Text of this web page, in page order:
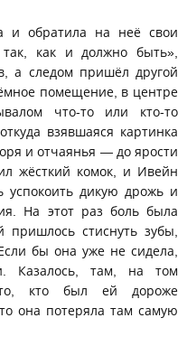
и обратила на неё свои
как и должно быть»,
а следом пришёл другой
помещение, в центре
что-то или кто-то
взявшаяся картинка
и отчаянья — до ярости
жёсткий комок, и Ивейн
успокоить дикую дрожь и
На этот раз боль была
пришлось стиснуть зубы,
бы она уже не сидела,
Казалось, там, на том
кто был ей дороже
она потеряла там самую